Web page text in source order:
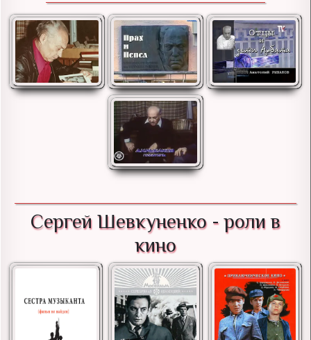
Сергей Шевкуненко - роли в
кино